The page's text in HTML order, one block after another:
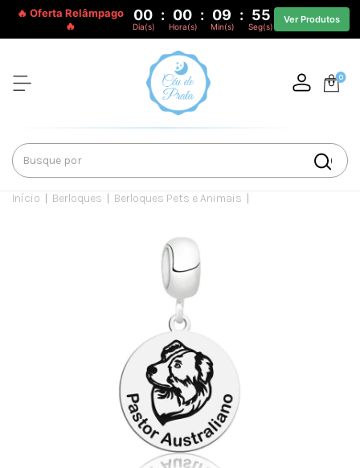
🔥 Oferta Relâmpago
🔥
00 : 00 : 09 : 55
Dia(s) Hora(s) Min(s) Seg(s)
Ver Produtos
0
Início | Berloques | Berloques Pets e Animais |